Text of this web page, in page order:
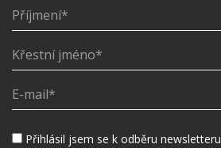
Přihlásil jsem se k odběru newsletteru